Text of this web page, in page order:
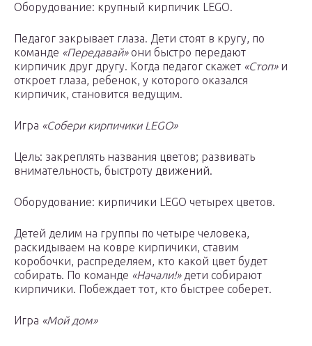
Оборудование: крупный кирпичик LEGO.
Педагог закрывает глаза. Дети стоят в кругу, по
команде «Передавай»они быстро передают
кирпичик друг другу. Когда педагог скажет «Стоп»и
откроет глаза, ребенок, у которого оказался
кирпичик, становится ведущим.
Игра «Собери кирпичики LEGO»
Цель: закреплять названия цветов; развивать
внимательность, быстроту движений.
Оборудование: кирпичики LEGO четырех цветов.
Детей делим на группы по четыре человека,
раскидываем на ковре кирпичики, ставим
коробочки, распределяем, кто какой цвет будет
собирать. По команде «Начали!»дети собирают
кирпичики. Побеждает тот, кто быстрее соберет.
Игра «Мой дом»